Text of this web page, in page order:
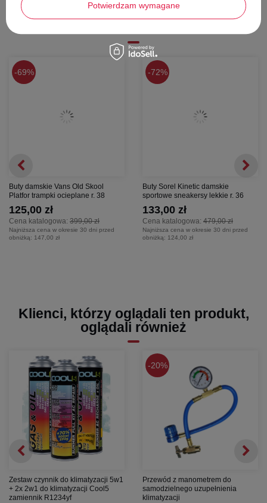
Stwórz zestaw i dodaj do
69%
Buty damskie Vans Old Skool
Platfor trampki ocieplane r. 38
Cena katalogowa: 399,00 zł
125,00 zł
Najniższa cena w okresie 30 dni przed
obniżką: 147,00 zł
72%
Buty Sorel Kinetic damskie
sportowe sneakersy lekkie r. 36
Cena katalogowa: 479,00 zł
133,00 zł
Najniższa cena w okresie 30 dni przed
obniżką: 124,00 zł
Klienci, którzy oglądali ten produkt,
oglądali również
Zestaw czynnik do klimatyzacji 5w1
+ 2x 2w1 do klimatyzacji Cool5
zamiennik R1234yf
20%
Przewód z manometrem do
samodzielnego uzupełnienia
klimatyzacji
Potwierdzam wymagane